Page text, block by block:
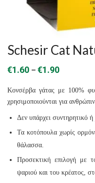
Schesir Cat
€1.60 –€1.90Price
€1.60
Κονσέρβα γάτας με 100%
χρησιμοποιούνται για
Δεν υπάρχει συντηρητικό
Τα κοτόπουλα χωρίς
θάλασσα.
Προσεκτική επιλογή με
ψαριού και του κρέατος,